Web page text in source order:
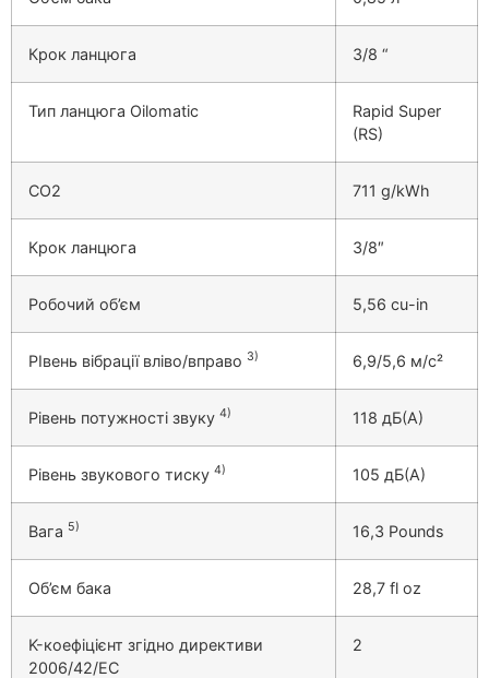
Крок ланцюга 3/8 “
Тип ланцюга Oilomatic
Rapid Super
(RS)
CO2 711 g/kWh
Крок ланцюга 3/8″
Робочий об’єм 5,56 cu-in
РІвень вібрації вліво/вправо 3) 6,9/5,6 м/с²
Рівень потужності звуку 4) 118 дБ(А)
Рівень звукового тиску 4) 105 дБ(А)
Вага 5) 16,3 Pounds
Об’єм бака 28,7 fl oz
K-коефіцієнт згідно директиви
2006/42/EC
2